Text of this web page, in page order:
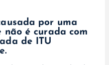
por uma
não é curada com
de ITU